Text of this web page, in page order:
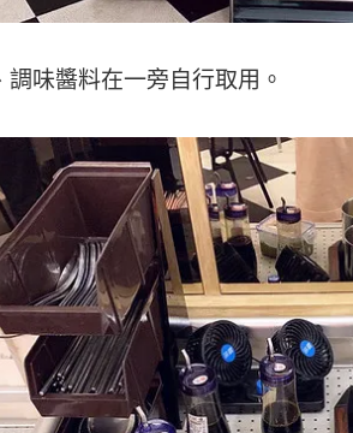
調味醬料在一旁自行取用。